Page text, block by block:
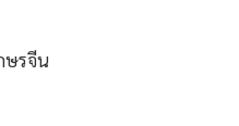
ษรจีน